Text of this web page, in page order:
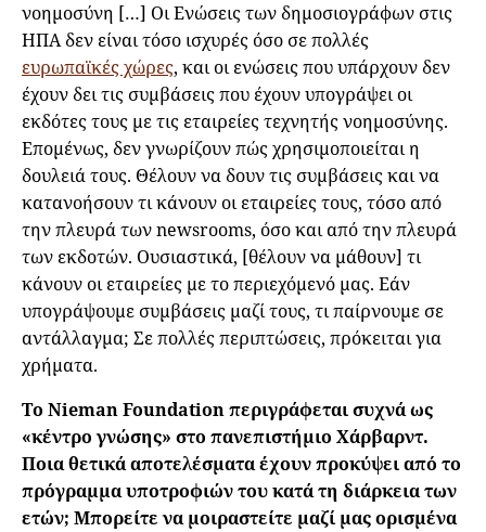
νοημοσύνη […] Οι Ενώσεις των δημοσιογράφων στις
ΗΠΑ δεν είναι τόσο ισχυρές όσο σε πολλές
ευρωπαϊκές χώρες, και οι ενώσεις που υπάρχουν δεν
έχουν δει τις συμβάσεις που έχουν υπογράψει οι
εκδότες τους με τις εταιρείες τεχνητής νοημοσύνης.
Επομένως, δεν γνωρίζουν πώς χρησιμοποιείται η
δουλειά τους. Θέλουν να δουν τις συμβάσεις και να
κατανοήσουν τι κάνουν οι εταιρείες τους, τόσο από
την πλευρά των newsrooms, όσο και από την πλευρά
των εκδοτών. Ουσιαστικά, [θέλουν να μάθουν] τι
κάνουν οι εταιρείες με το περιεχόμενό μας. Εάν
υπογράψουμε συμβάσεις μαζί τους, τι παίρνουμε σε
αντάλλαγμα; Σε πολλές περιπτώσεις, πρόκειται για
χρήματα.
Το Nieman Foundation περιγράφεται συχνά ως
«κέντρο γνώσης» στο πανεπιστήμιο Χάρβαρντ.
Ποια θετικά αποτελέσματα έχουν προκύψει από το
πρόγραμμα υποτροφιών του κατά τη διάρκεια των
ετών; Μπορείτε να μοιραστείτε μαζί μας ορισμένα